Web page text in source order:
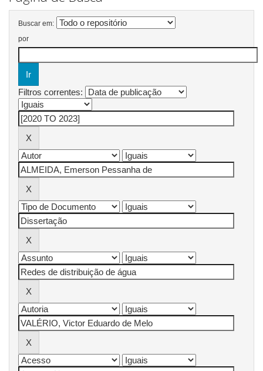
Buscar em:
por
Filtros correntes: